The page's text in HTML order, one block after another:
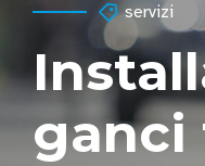
servizi
ganci